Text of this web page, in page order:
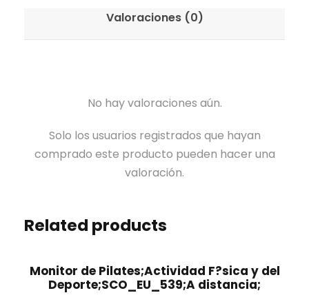
Valoraciones (0)
No hay valoraciones aún.
Solo los usuarios registrados que hayan
comprado este producto pueden hacer una
valoración.
Related products
Monitor de Pilates;Actividad F?sica y del
Deporte;SCO_EU_539;A distancia;